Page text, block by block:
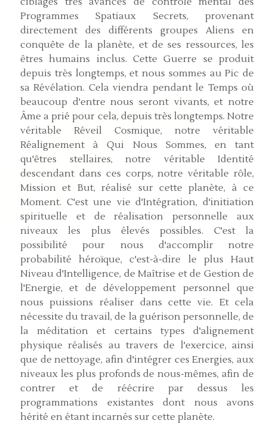
Programmes Spatiaux Secrets, provenant
directement des différents groupes Aliens en
conquête de la planète, et de ses ressources, les
êtres humains inclus. Cette Guerre se produit
depuis très longtemps, et nous sommes au Pic de
sa Révélation. Cela viendra pendant le Temps où
beaucoup d'entre nous seront vivants, et notre
Âme a prié pour cela, depuis très longtemps. Notre
véritable Réveil Cosmique, notre véritable
Réalignement à Qui Nous Sommes, en tant
qu'êtres stellaires, notre véritable Identité
descendant dans ces corps, notre véritable rôle,
Mission et But, réalisé sur cette planète, à ce
Moment. C'est une vie d'Intégration, d'initiation
spirituelle et de réalisation personnelle aux
niveaux les plus élevés possibles. C'est la
possibilité pour nous d'accomplir notre
probabilité héroïque, c'est-à-dire le plus Haut
Niveau d'Intelligence, de Maîtrise et de Gestion de
l'Energie, et de développement personnel que
nous puissions réaliser dans cette vie. Et cela
nécessite du travail, de la guérison personnelle, de
la méditation et certains types d'alignement
physique réalisés au travers de l'exercice, ainsi
que de nettoyage, afin d'intégrer ces Energies, aux
niveaux les plus profonds de nous-mêmes, afin de
contrer et de réécrire par dessus les
programmations existantes dont nous avons
hérité en étant incarnés sur cette planète.